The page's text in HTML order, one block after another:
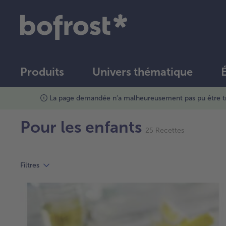
Produits Univers thématique
Nos recettes bofrost*
Recettes
Pour les enfants 25 Recettes
Filtres